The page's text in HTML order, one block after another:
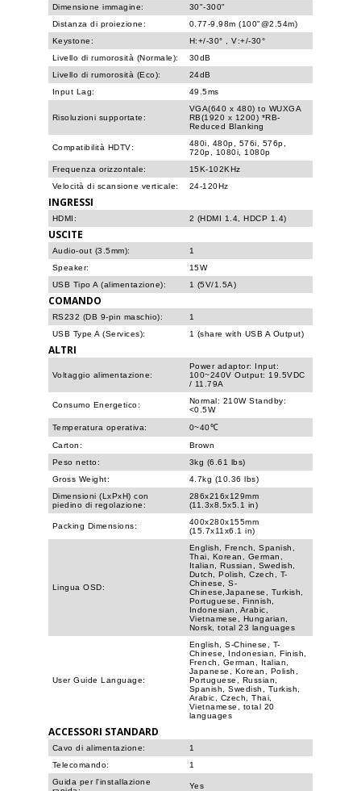
Dimensione immagine:
30"-300"
Distanza di proiezione:
0.77-9.98m (100"@2.54m)
Keystone:
H:+/-30° , V:+/-30°
Livello di rumorosità (Normale):
30dB
Livello di rumorosità (Eco):
24dB
Input Lag:
49.5ms
Risoluzioni supportate:
VGA(640 x 480) to WUXGA
RB(1920 x 1200) *RB-
Reduced Blanking
Compatibilità HDTV:
480i, 480p, 576i, 576p,
720p, 1080i, 1080p
Frequenza orizzontale:
15K-102KHz
Velocità di scansione verticale:
24-120Hz
INGRESSI
HDMI: 2 (HDMI 1.4, HDCP 1.4)
USCITE
Audio-out (3.5mm):
1
Speaker:
15W
USB Tipo A (alimentazione):
1 (5V/1.5A)
COMANDO
RS232 (DB 9-pin maschio):
1
USB Type A (Services):
1 (share with USB A Output)
ALTRI
Voltaggio alimentazione:
Power adaptor: Input:
100~240V Output: 19.5VDC
/ 11.79A
Consumo Energetico:
Normal: 210W Standby:
<0.5W
Temperatura operativa:
0~40℃
Carton:
Brown
Peso netto:
3kg (6.61 lbs)
Gross Weight:
4.7kg (10.36 lbs)
Dimensioni (LxPxH) con
piedino di regolazione:
286x216x129mm
(11.3x8.5x5.1 in)
Packing Dimensions:
400x280x155mm
(15.7x11x6.1 in)
Lingua OSD:
English, French, Spanish,
Thai, Korean, German,
Italian, Russian, Swedish,
Dutch, Polish, Czech, T-
Chinese, S-
Chinese,Japanese, Turkish,
Portuguese, Finnish,
Indonesian, Arabic,
Vietnamese, Hungarian,
Norsk, total 23 languages
User Guide Language:
English, S-Chinese, T-
Chinese, Indonesian, Finish,
French, German, Italian,
Japanese, Korean, Polish,
Portuguese, Russian,
Spanish, Swedish, Turkish,
Arabic, Czech, Thai,
Vietnamese, total 20
languages
ACCESSORI STANDARD
Cavo di alimentazione:
1
Telecomando:
1
Guida per l'installazione
Yes